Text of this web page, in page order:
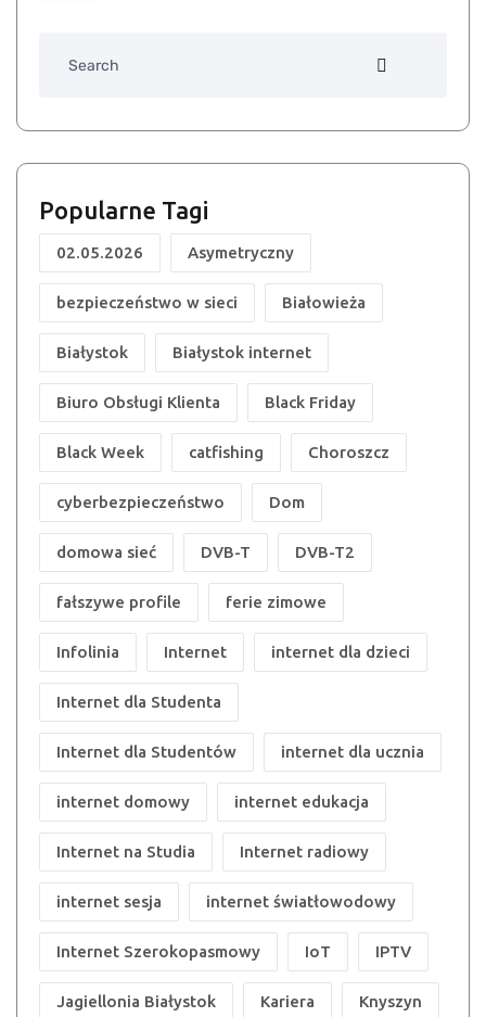
Popularne Tagi
02.05.2026 Asymetryczny
bezpieczeństwo w sieci Białowieża
Białystok Białystok internet
Biuro Obsługi Klienta Black Friday
Black Week catfishing Choroszcz
cyberbezpieczeństwo Dom
domowa sieć DVB-T DVB-T2
fałszywe profile ferie zimowe
Infolinia Internet internet dla dzieci
Internet dla Studenta
Internet dla Studentów internet dla ucznia
internet domowy internet edukacja
Internet na Studia Internet radiowy
internet sesja internet światłowodowy
Internet Szerokopasmowy IoT IPTV
Jagiellonia Białystok Kariera Knyszyn